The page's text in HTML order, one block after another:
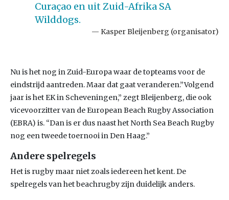
Curaçao en uit Zuid-Afrika SA
Wilddogs.
Kasper Bleijenberg (organisator)
Nu is het nog in Zuid-Europa waar de topteams voor de
eindstrijd aantreden. Maar dat gaat veranderen.”Volgend
jaar is het EK in Scheveningen,” zegt Bleijenberg, die ook
vicevoorzitter van de European Beach Rugby Association
(EBRA) is. “Dan is er dus naast het North Sea Beach Rugby
nog een tweede toernooi in Den Haag.”
Andere spelregels
Het is rugby maar niet zoals iedereen het kent. De
spelregels van het beachrugby zijn duidelijk anders.